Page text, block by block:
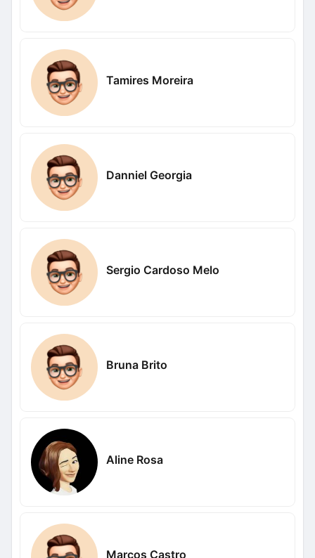
Tamires Moreira
Danniel Georgia
Sergio Cardoso Melo
Bruna Brito
Aline Rosa
Marcos Castro